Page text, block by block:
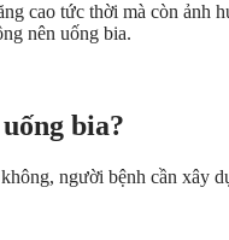
cao tức thời mà còn
nên uống bia.
bia?
người bệnh cần xây